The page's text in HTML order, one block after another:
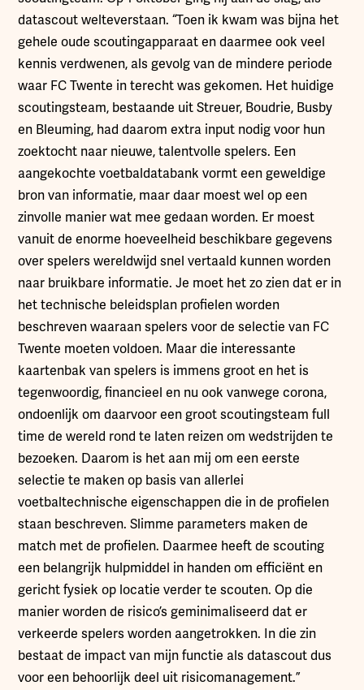
datascout welteverstaan. “Toen ik kwam was bijna het
gehele oude scoutingapparaat en daarmee ook veel
kennis verdwenen, als gevolg van de mindere periode
waar FC Twente in terecht was gekomen. Het huidige
scoutingsteam, bestaande uit Streuer, Boudrie, Busby
en Bleuming, had daarom extra input nodig voor hun
zoektocht naar nieuwe, talentvolle spelers. Een
aangekochte voetbaldatabank vormt een geweldige
bron van informatie, maar daar moest wel op een
zinvolle manier wat mee gedaan worden. Er moest
vanuit de enorme hoeveelheid beschikbare gegevens
over spelers wereldwijd snel vertaald kunnen worden
naar bruikbare informatie. Je moet het zo zien dat er in
het technische beleidsplan profielen worden
beschreven waaraan spelers voor de selectie van FC
Twente moeten voldoen. Maar die interessante
kaartenbak van spelers is immens groot en het is
tegenwoordig, financieel en nu ook vanwege corona,
ondoenlijk om daarvoor een groot scoutingsteam full
time de wereld rond te laten reizen om wedstrijden te
bezoeken. Daarom is het aan mij om een eerste
selectie te maken op basis van allerlei
voetbaltechnische eigenschappen die in de profielen
staan beschreven. Slimme parameters maken de
match met de profielen. Daarmee heeft de scouting
een belangrijk hulpmiddel in handen om efficiënt en
gericht fysiek op locatie verder te scouten. Op die
manier worden de risico’s geminimaliseerd dat er
verkeerde spelers worden aangetrokken. In die zin
bestaat de impact van mijn functie als datascout dus
voor een behoorlijk deel uit risicomanagement.”